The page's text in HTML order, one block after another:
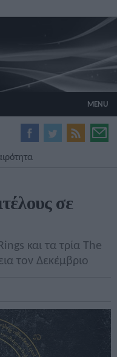
MENU
σε
και τα τρία The
τον Δεκέμβριο